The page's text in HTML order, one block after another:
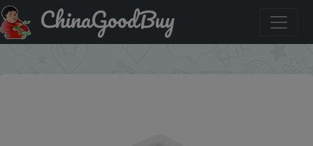
Знижка на Отличное качество 86X86 мм подрозетник.
ChinaGoodBuy